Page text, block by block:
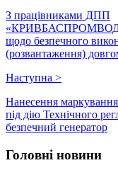
З працівниками ДПП
щодо безпечного
(розвантаження)
Наступна >
Нанесення
під дію Технічного
безпечний генератор
Головні новини